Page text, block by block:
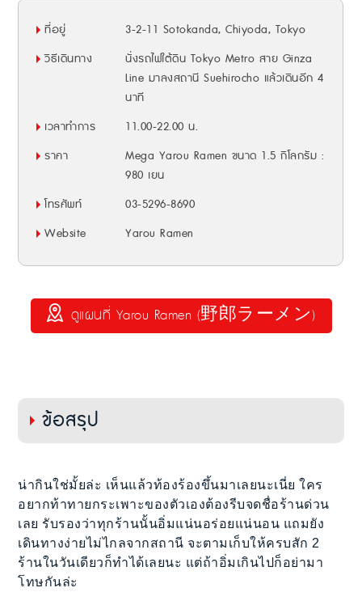
ที่อยู่
3-2-11 Sotokanda, Chiyoda, Tokyo
วิธีเดินทาง
นั่งรถไฟใต้ดิน Tokyo Metro สาย Ginza
Line มาลงสถานี Suehirocho แล้วเดินอีก 4
นาที
เวลาทำการ
11.00-22.00 น.
ราคา
Mega Yarou Ramen ขนาด 1.5 กิโลกรัม :
980 เยน
โทรศัพท์
03-5296-8690
Website
Yarou Ramen
ดูแผนที่ Yarou Ramen (野郎ラーメン)
ข้อสรุป
น่ากินใช่มั้ยล่ะ เห็นแล้วท้องร้องขึ้นมาเลยนะเนี่ย ใคร
อยากท้าทายกระเพาะของตัวเองต้องรีบจดชื่อร้านด่วน
เลย รับรองว่าทุกร้านนั้นอิ่มแน่นอร่อยแน่นอน แถมยัง
เดินทางง่ายไม่ไกลจากสถานี จะตามเก็บให้ครบสัก 2
ร้านในวันเดียวก็ทำได้เลยนะ แต่ถ้าอิ่มเกินไปก็อย่ามา
โทษกันล่ะ